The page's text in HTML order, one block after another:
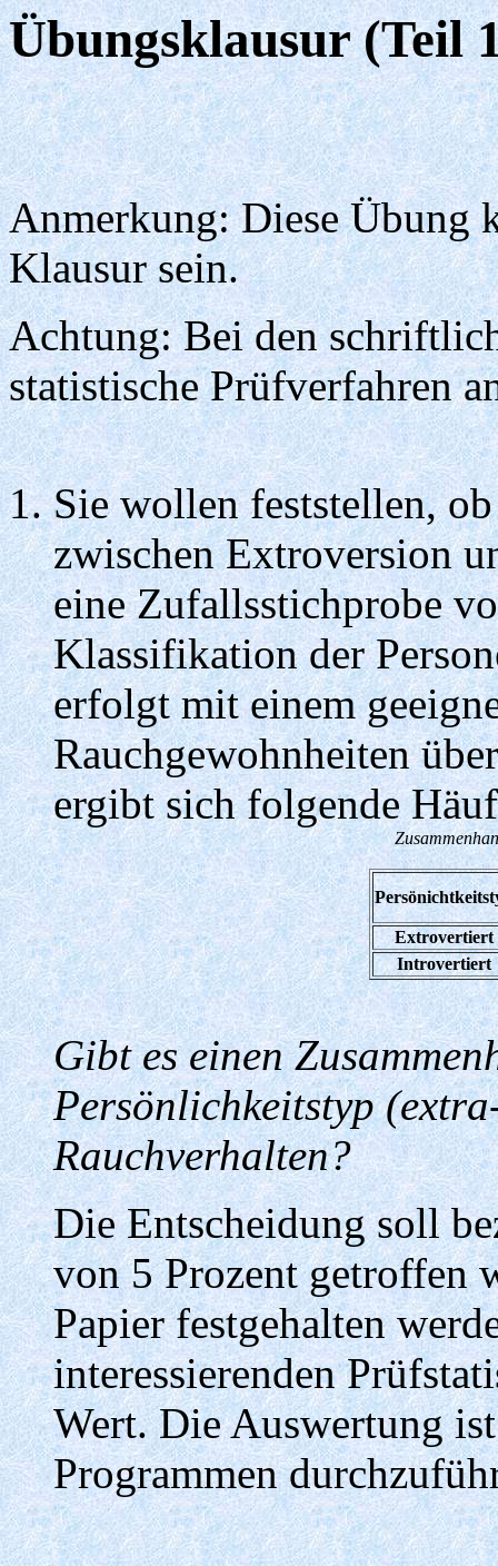
Übungsklausur (Teil
Anmerkung: Diese Übung
Klausur sein.
Achtung: Bei den
statistische Prüfverfahren
Sie wollen feststellen,
zwischen Extroversion
eine Zufallsstichprobe
Klassifikation der
erfolgt mit einem
Rauchgewohnheiten
ergibt sich folgende
Extrovertiert
Introvertiert
Gibt es einen
Persönlichkeitstyp
Rauchverhalten?
Die Entscheidung soll
von 5 Prozent getroffen
Papier festgehalten
interessierenden
Wert. Die Auswertung
Programmen